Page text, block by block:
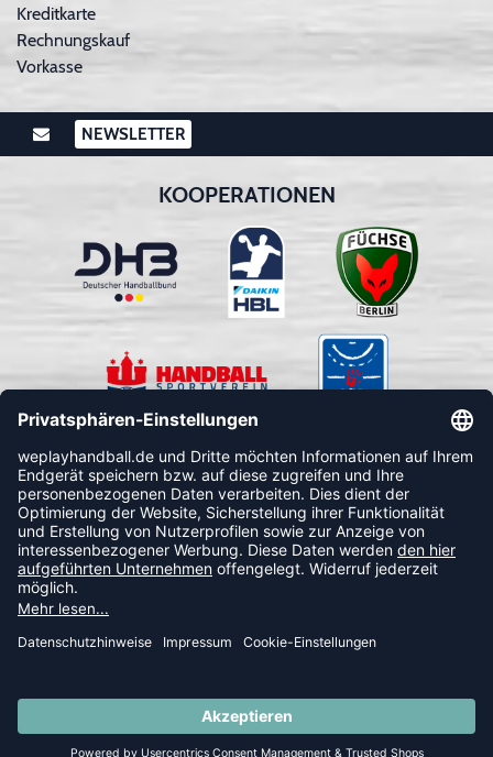
Kreditkarte
Rechnungskauf
Vorkasse
NEWSLETTER
KOOPERATIONEN
FOLLOW US